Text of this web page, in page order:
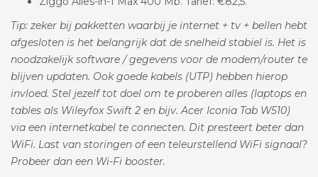
Tip: zeker bij pakketten waarbij je internet + tv + bellen hebt
afgesloten is het belangrijk dat de snelheid stabiel is. Het is
noodzakelijk software / gegevens voor de modem/router te
blijven updaten. Ook goede kabels (UTP) hebben hierop
invloed. Stel jezelf tot doel om te proberen alles (laptops en
tables als Wileyfox Swift 2 en bijv. Acer Iconia Tab W510)
via een internetkabel te connecten. Dit presteert beter dan
WiFi. Last van storingen of een teleurstellend WiFi signaal?
Probeer dan een Wi-Fi booster.